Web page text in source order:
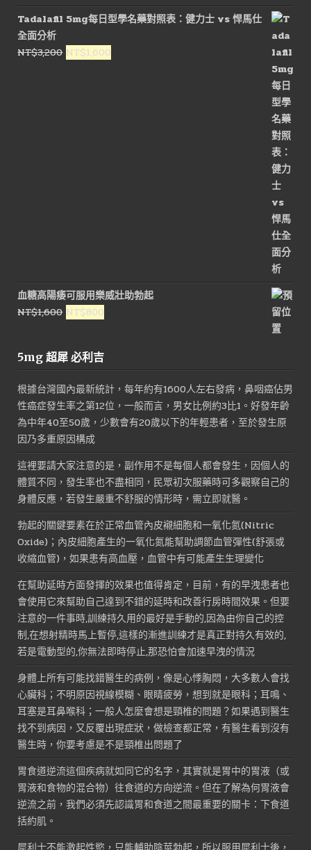
價
格：
NT$1,800。
價
格：
NT$900。
Tadalafil 5mg每日型學名藥對照表：健力士 vs 悍馬仕
全面分析
NT$3,200 原
NT$1,600
血糖高陽痿可服用樂威壯助勃起
NT$1,600 原
格：
NT$800
5mg 超犀 必利吉
根據台灣國內最新統計，每年約有1600人左右發病，鼻咽癌佔男
性癌症發生率之第12位，一般而言，男女比例約3比1。好發年齡
為中年40至50歲，少數會有20歲以下的年輕患者，至於發生原
因乃多重原因構成
這裡要請大家注意的是，副作用不是每個人都會發生，因個人的
體質不同，發生率也不盡相同，民眾初次服藥時可多觀察自己的
身體反應，若發生嚴重不舒服的情形時，需立即就醫。
勃起的關鍵要素在於正常血管內皮襯細胞和一氧化氮(Nitric
Oxide)；內皮細胞產生的一氧化氮能幫助調節血管彈性(舒張或
收縮血管)，如果患有高血壓，血管中有可能產生生理變化
在幫助延時方面發揮的效果也值得肯定，目前，有的早洩患者也
會使用它來幫助自己達到不錯的延時和改善行房時間效果。但要
注意的一件事時,訓練持久用的最好是手動的,因為由你自己的控
制,在想射精時馬上暫停,這樣的漸進訓練才是真正對持久有效的,
若是電動型的,你無法即時停止,那恐怕會加速早洩的情況
身體上所有可能找錯醫生的病例，像是心悸胸悶，大多數人會找
心臟科；不明原因視線模糊、眼睛疲勞，想到就是眼科；耳鳴、
耳塞是耳鼻喉科；一般人怎麼會想是頸椎的問題？如果遇到醫生
找不到病因，又反覆出現症狀，做檢查都正常，有醫生看到沒有
醫生時，你要考慮是不是頸椎出問題了
胃食道逆流這個疾病就如同它的名字，其實就是胃中的胃液（或
胃液和食物的混合物）往食道的方向逆流。但在了解為何胃液會
逆流之前，我們必須先認識胃和食道之間最重要的關卡：下食道
括約肌。